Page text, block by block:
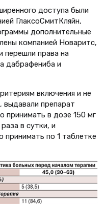
доступа были
ГлаксоСмитКляйн,
дополнительные
компанией Новаритс,
перешли права на
дабрафениба и
включения и не
выдавали препарат
принимать в дозе 150 мг
в сутки, и
принимать по 1 таблетке